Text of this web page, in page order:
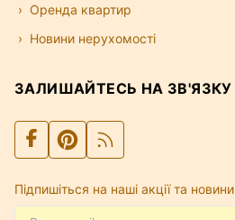
Оренда квартир
Новини нерухомості
ЗАЛИШАЙТЕСЬ НА ЗВ'ЯЗКУ
Підпишіться на наші акції та новини